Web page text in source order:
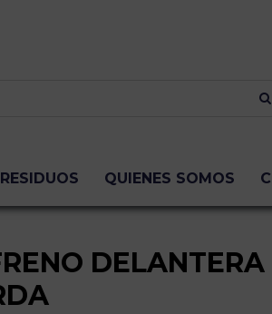
QUIENES SOMOS
DELANTERA